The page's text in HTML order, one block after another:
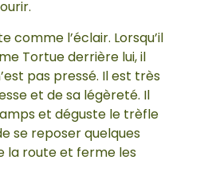
comme l’éclair. Lorsqu’il
Tortue derrière lui, il
pas pressé. Il est très
et de sa légèreté. Il
et déguste le trèfle
se reposer quelques
la route et ferme les